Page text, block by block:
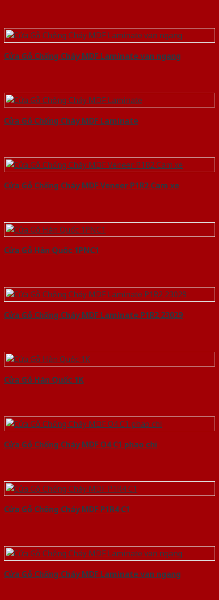
Cửa Gỗ Chống Cháy MDF Laminate van ngang
Cửa Gỗ Chống Cháy MDF Laminate
Cửa Gỗ Chống Cháy MDF Veneer P1R2 Cam xe
Cửa Gỗ Hàn Quốc 1PNC1
Cửa Gỗ Chống Cháy MDF Laminate P1R2 23029
Cửa Gỗ Hàn Quốc 1K
Cửa Gỗ Chống Cháy MDF O4 C1 phao chi
Cửa Gỗ Chống Cháy MDF P1R4 C1
Cửa Gỗ Chống Cháy MDF Laminate van ngang